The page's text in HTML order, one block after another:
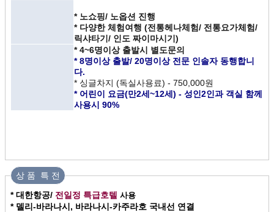
* 노쇼핑/ 노옵션 진행
* 다양한 체험여행 (전통헤나체험/ 전통요가체험/
릭샤타기/ 인도 짜이마시기)
* 4~6명이상 출발시 별도문의
* 8명이상 출발/ 20명이상 전문 인솔자 동행합니
다.
* 싱글차지 (독실사용료) - 750,000원
* 어린이 요금(만2세~12세) - 성인2인과 객실 함께
사용시 90%
상 품 특 전
* 대한항공/ 전일정 특급호텔 사용
* 델리-바라나시, 바라나시-카주라호 국내선 연결